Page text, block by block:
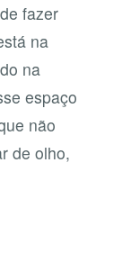
fazer
na
na
espaço
não
de olho,